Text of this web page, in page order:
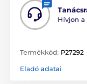
Hívjon a
Termékkód: P27292
Eladó adatai